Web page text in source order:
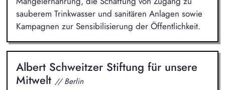
sauberem Trinkwasser und sanitären Anlagen sowie
Kampagnen zur Sensibilisierung der Öffentlichkeit.
Albert Schweitzer Stiftung für unsere
Mitwelt // Berlin